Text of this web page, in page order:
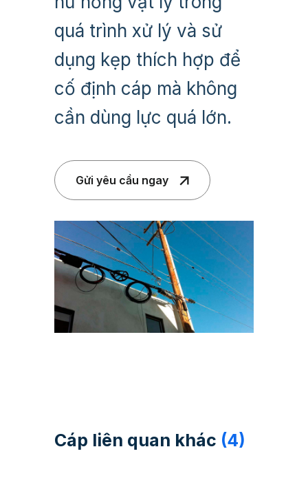
quá trình xử lý và sử
dụng kẹp thích hợp để
cố định cáp mà không
cần dùng lực quá lớn.
Gửi yêu cầu ngay
Cáp liên quan khác (4)